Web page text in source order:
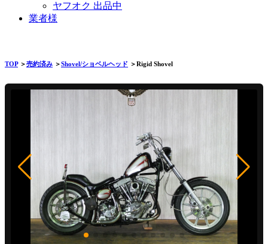
ヤフオク 出品中
業者様
TOP＞売約済み ＞Shovel/ショベルヘッド ＞Rigid Shovel